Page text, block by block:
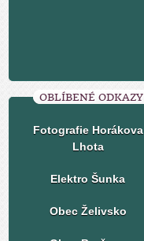
OBLÍBENÉ ODKAZY
Fotografie Horákova
Lhota
Elektro Šunka
Obec Želivsko